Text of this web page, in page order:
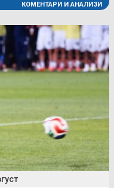
КОМЕНТАРИ И АНАЛИЗИ